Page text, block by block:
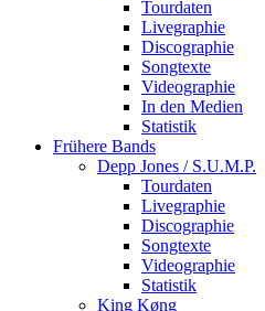
Tourdaten
Livegraphie
Discographie
Songtexte
Videographie
In den Medien
Statistik
Frühere Bands
Depp Jones / S.U.M.P.
Tourdaten
Livegraphie
Discographie
Songtexte
Videographie
Statistik
King Køng